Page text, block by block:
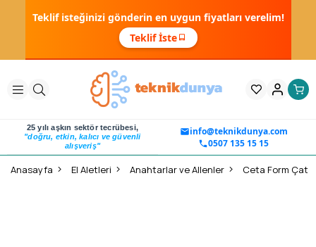
Teklif isteğinizi gönderin en uygun fiyatları verelim!
Teklif İste
25 yılı aşkın sektör tecrübesi,
"doğru, etkin, kalıcı ve güvenli
alışveriş"
info@teknikdunya.com
0507 135 15 15
Anasayfa El Aletleri Anahtarlar ve Allenler